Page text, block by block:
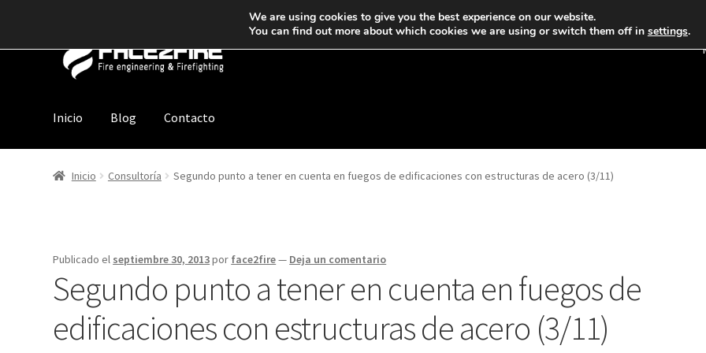
Inicio Blog Contacto
Inicio Consultoría Segundo punto a tener en cuenta en fuegos de edificaciones con estructuras de acero (3/11)
Publicado el septiembre 30, 2013por face2fire— Deja un comentario
Segundo punto a tener en cuenta en fuegos de
edificaciones con estructuras de acero (3/11)
We are using cookies to give you the best experience on our website.
You can find out more about which cookies we are using or switch them off in settings.